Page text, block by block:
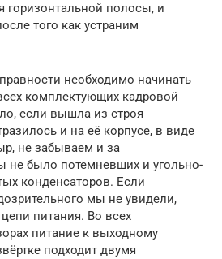
горизонтальной полосы, и
того как устраним
необходимо начинать
комплектующих кадровой
если вышла из строя
и на её корпусе, в виде
не забываем и за
не было потемневших и угольно-
конденсаторов. Если
мы не увидели,
питания. Во всех
питание к выходному
подходит двумя